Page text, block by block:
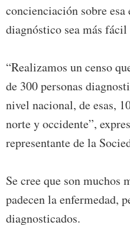
concienciación sobre esa
diagnóstico sea más
“Realizamos un censo
de 300 personas
nivel nacional, de esas,
norte y occidente”,
representante de la
Se cree que son muchos
padecen la enfermedad,
diagnosticados.